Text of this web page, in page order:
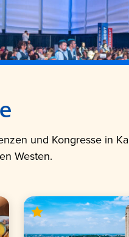
und Kongresse in
Westen.